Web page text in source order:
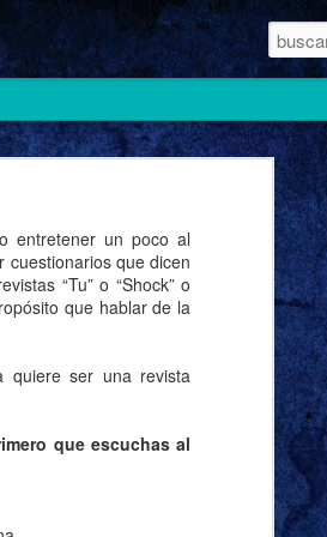
entretener un poco al
cuestionarios que dicen
“Tu” o “Shock” o
que hablar de la
quiere ser una revista
que escuchas al